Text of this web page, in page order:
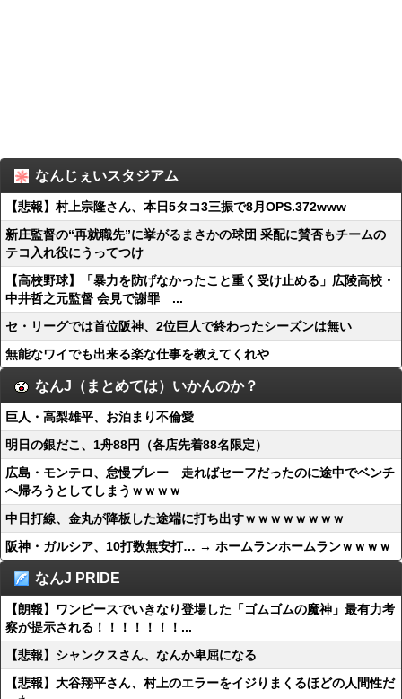
なんじぇいスタジアム
【悲報】村上宗隆さん、本日5タコ3三振で8月OPS.372www
新庄監督の“再就職先”に挙がるまさかの球団 采配に賛否もチームの
テコ入れ役にうってつけ
【高校野球】「暴力を防げなかったこと重く受け止める」広陵高校・
中井哲之元監督 会見で謝罪 ...
セ・リーグでは首位阪神、2位巨人で終わったシーズンは無い
無能なワイでも出来る楽な仕事を教えてくれや
なんJ（まとめては）いかんのか？
巨人・高梨雄平、お泊まり不倫愛
明日の銀だこ、1舟88円（各店先着88名限定）
広島・モンテロ、怠慢プレー 走ればセーフだったのに途中でベンチ
へ帰ろうとしてしまうｗｗｗｗ
中日打線、金丸が降板した途端に打ち出すｗｗｗｗｗｗｗｗ
阪神・ガルシア、10打数無安打… → ホームランホームランｗｗｗｗ
なんJ PRIDE
【朗報】ワンピースでいきなり登場した「ゴムゴムの魔神」最有力考
察が提示される！！！！！！！...
【悲報】シャンクスさん、なんか卑屈になる
【悲報】大谷翔平さん、村上のエラーをイジりまくるほどの人間性だ